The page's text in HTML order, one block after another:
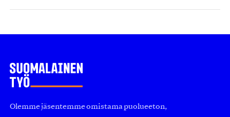
Olemme jäsentemme omistama puolueeton,